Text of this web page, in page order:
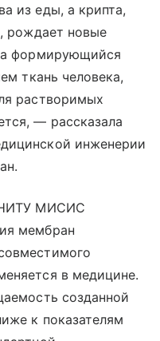
из еды, а крипта,
рождает новые
а формирующийся
ткань человека,
растворимых
— рассказала
инженерии
НИТУ МИСИС
мембран
в медицине.
созданной
к показателям